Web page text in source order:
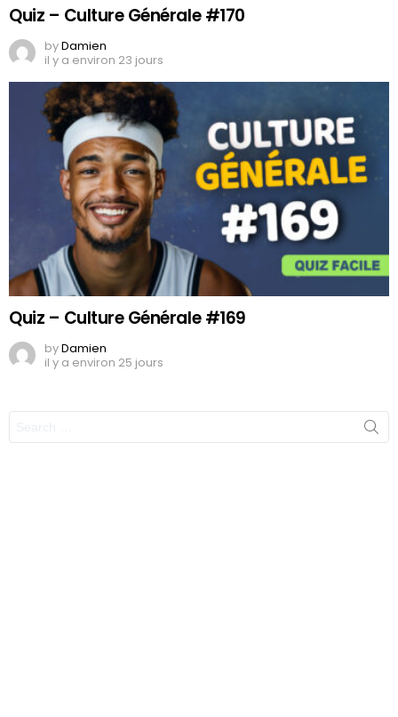
Quiz – Culture Générale #170
byDamien
il y a environ 23 jours
Quiz – Culture Générale #169
byDamien
il y a environ 25 jours